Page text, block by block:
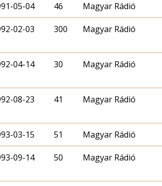
05-04 46 Magyar Rádió
02-03 300 Magyar Rádió
04-14 30 Magyar Rádió
08-23 41 Magyar Rádió
03-15 51 Magyar Rádió
09-14 50 Magyar Rádió